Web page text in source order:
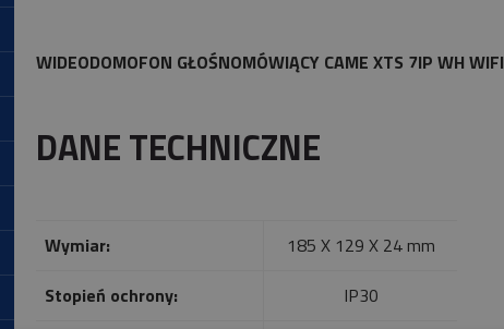
WIDEODOMOFON GŁOŚNOMÓWIĄCY CAME XTS 7IP WH WIFI
DANE TECHNICZNE
Wymiar:
185 X 129 X 24 mm
Stopień ochrony:
IP30